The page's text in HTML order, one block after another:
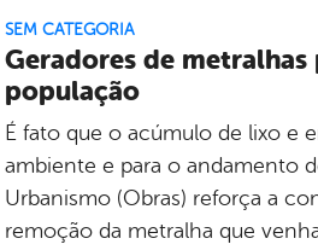
SEM CATEGORIA
Geradores de
população
É fato que o acúmulo de lixo e
ambiente e para o andamento
Urbanismo (Obras) reforça a
remoção da metralha que